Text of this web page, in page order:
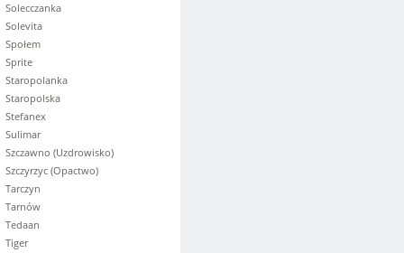
Solecczanka
Solevita
Społem
Sprite
Staropolanka
Staropolska
Stefanex
Sulimar
Szczawno (Uzdrowisko)
Szczyrzyc (Opactwo)
Tarczyn
Tarnów
Tedaan
Tiger